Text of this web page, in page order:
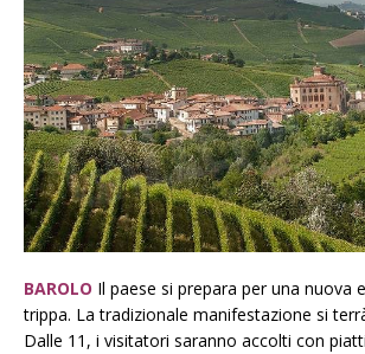
BAROLO Il paese si prepara per una nuova
trippa. La tradizionale manifestazione si
Dalle 11, i visitatori saranno accolti con